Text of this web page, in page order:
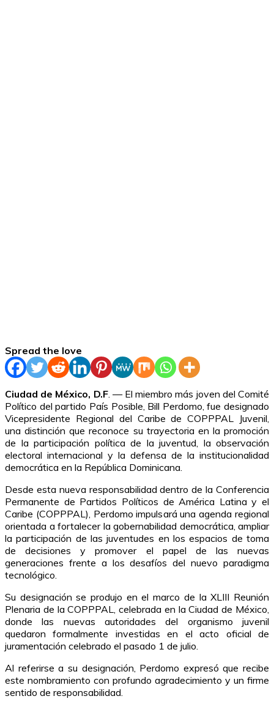
Spread the love
Ciudad de México, D.F. — El miembro más joven del Comité
Político del partido País Posible, Bill Perdomo, fue designado
Vicepresidente Regional del Caribe de COPPPAL Juvenil,
una distinción que reconoce su trayectoria en la promoción
de la participación política de la juventud, la observación
electoral internacional y la defensa de la institucionalidad
democrática en la República Dominicana.
Desde esta nueva responsabilidad dentro de la Conferencia
Permanente de Partidos Políticos de América Latina y el
Caribe (COPPPAL), Perdomo impulsará una agenda regional
orientada a fortalecer la gobernabilidad democrática, ampliar
la participación de las juventudes en los espacios de toma
de decisiones y promover el papel de las nuevas
generaciones frente a los desafíos del nuevo paradigma
tecnológico.
Su designación se produjo en el marco de la XLIII Reunión
Plenaria de la COPPPAL, celebrada en la Ciudad de México,
donde las nuevas autoridades del organismo juvenil
quedaron formalmente investidas en el acto oficial de
juramentación celebrado el pasado 1 de julio.
Al referirse a su designación, Perdomo expresó que recibe
este nombramiento con profundo agradecimiento y un firme
sentido de responsabilidad.